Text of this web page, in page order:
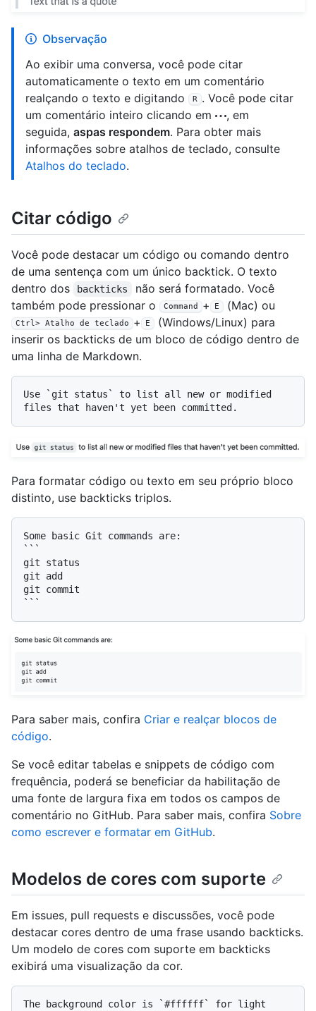
Observação
Ao exibir uma conversa, você pode citar
automaticamente o texto em um comentário
realçando o texto e digitando
R
. Você pode citar
um comentário inteiro clicando em
, em
seguida, aspas respondem. Para obter mais
informações sobre atalhos de teclado, consulte
Atalhos do teclado.
Citar código
Você pode destacar um código ou comando dentro
de uma sentença com um único backtick. O texto
dentro dos
backticks
não será formatado. Você
também pode pressionar o
Command + E (Mac) ou
Ctrl> Atalho de teclado + E
(Windows/Linux) para
inserir os backticks de um bloco de código dentro de
uma linha de Markdown.
Use `git status`
to list all new or modified
Para formatar código ou texto em seu próprio bloco
distinto, use backticks triplos.
```
git status
git add
git commit
```
Para saber mais, confira Criar e realçar blocos de
código.
Se você editar tabelas e snippets de código com
frequência, poderá se beneficiar da habilitação de
uma fonte de largura fixa em todos os campos de
comentário no GitHub. Para saber mais, confira Sobre
como escrever e formatar em GitHub.
Modelos de cores com suporte
Em issues, pull requests e discussões, você pode
destacar cores dentro de uma frase usando backticks.
Um modelo de cores com suporte em backticks
exibirá uma visualização da cor.
The background color is `#ffffff`
for light